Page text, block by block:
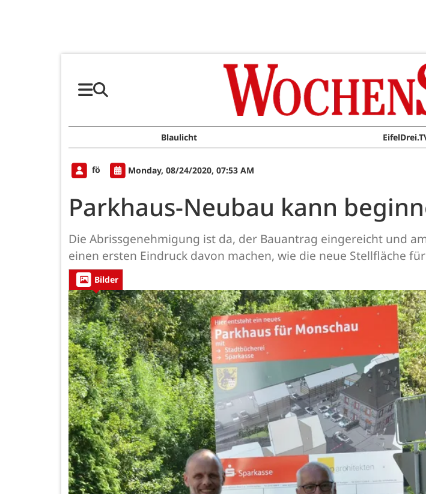
Blaulicht
fö Monday, 08/24/2020, 07:53 AM
Parkhaus-Neubau kann
Die Abrissgenehmigung ist da, der Bauantrag eingereicht und
einen ersten Eindruck davon machen, wie die neue Stellfläche
Bilder